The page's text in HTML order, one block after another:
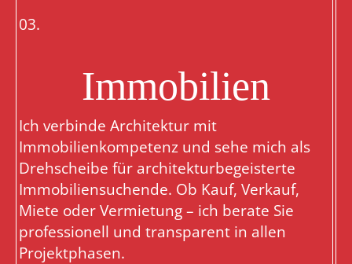
03.
Immobilien
Ich verbinde Architektur mit
Immobilienkompetenz und sehe mich als
Drehscheibe für architekturbegeisterte
Immobiliensuchende. Ob Kauf, Verkauf,
Miete oder Vermietung – ich berate Sie
professionell und transparent in allen
Projektphasen.